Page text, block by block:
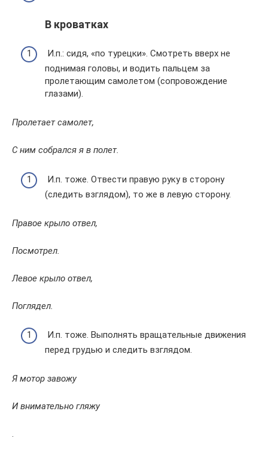
В кроватках
И.п.: сидя, «по турецки». Смотреть вверх не
поднимая головы, и водить пальцем за
пролетающим самолетом (сопровождение
глазами).
Пролетает самолет,
С ним собрался я в полет.
И.п. тоже. Отвести правую руку в сторону
(следить взглядом), то же в левую сторону.
Правое крыло отвел,
Посмотрел.
Левое крыло отвел,
Поглядел.
И.п. тоже. Выполнять вращательные движения
перед грудью и следить взглядом.
Я мотор завожу
И внимательно гляжу
.